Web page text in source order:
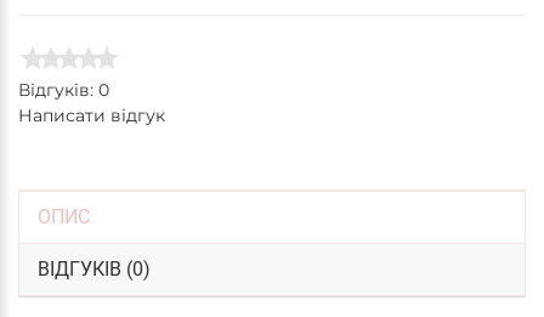
Відгуків: 0
Написати відгук
ОПИС
ВІДГУКІВ (0)